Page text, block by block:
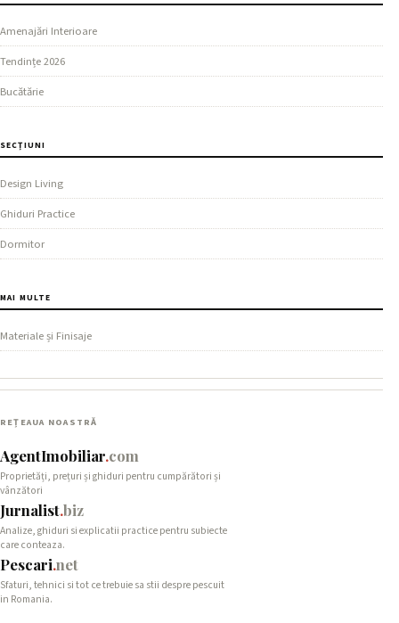
Amenajări Interioare
Tendințe 2026
Bucătărie
SECȚIUNI
Design Living
Ghiduri Practice
Dormitor
MAI MULTE
Materiale și Finisaje
REȚEAUA NOASTRĂ
AgentImobiliar.com
Proprietăți, prețuri și ghiduri pentru cumpărători și
vânzători
Jurnalist.biz
Analize, ghiduri si explicatii practice pentru subiecte
care conteaza.
Pescari.net
Sfaturi, tehnici si tot ce trebuie sa stii despre pescuit
in Romania.